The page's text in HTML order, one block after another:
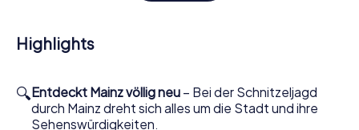
Dativius-Victor-Bogen kennen, ein antikes römisches
Denkmal, das euch in die Zeit des römischen Reiches
der Highlights, die ihr auf eurer Tour entdecken werdet.
Jede Station bietet euch die Möglichkeit, mehr über die
reiche Geschichte von Mainz zu erfahren und dabei
Highlights
🔍Entdeckt Mainz völlig neu – Bei der Schnitzeljagd
durch Mainz dreht sich alles um die Stadt und ihre
Sehenswürdigkeiten.